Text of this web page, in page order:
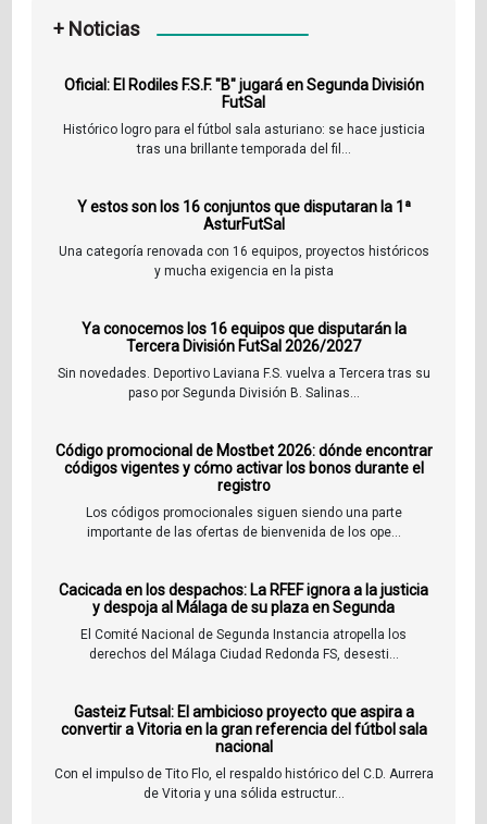
+ Noticias
Oficial: El Rodiles F.S.F. "B" jugará en Segunda División
FutSal
Histórico logro para el fútbol sala asturiano: se hace justicia
tras una brillante temporada del fil...
Y estos son los 16 conjuntos que disputaran la 1ª
AsturFutSal
Una categoría renovada con 16 equipos, proyectos históricos
y mucha exigencia en la pista
Ya conocemos los 16 equipos que disputarán la
Tercera División FutSal 2026/2027
Sin novedades. Deportivo Laviana F.S. vuelva a Tercera tras su
paso por Segunda División B. Salinas...
Código promocional de Mostbet 2026: dónde encontrar
códigos vigentes y cómo activar los bonos durante el
registro
Los códigos promocionales siguen siendo una parte
importante de las ofertas de bienvenida de los ope...
Cacicada en los despachos: La RFEF ignora a la justicia
y despoja al Málaga de su plaza en Segunda
El Comité Nacional de Segunda Instancia atropella los
derechos del Málaga Ciudad Redonda FS, desesti...
Gasteiz Futsal: El ambicioso proyecto que aspira a
convertir a Vitoria en la gran referencia del fútbol sala
nacional
Con el impulso de Tito Flo, el respaldo histórico del C.D. Aurrera
de Vitoria y una sólida estructur...